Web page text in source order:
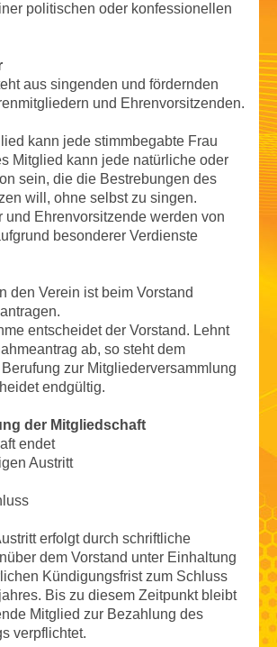
politischen oder konfessionellen
aus singenden und fördernden
und Ehrenvorsitzenden.
kann jede stimmbegabte Frau
Mitglied kann jede natürliche oder
sein, die die Bestrebungen des
will, ohne selbst zu singen.
und Ehrenvorsitzende werden von
besonderer Verdienste
den Verein ist beim Vorstand
entscheidet der Vorstand. Lehnt
ab, so steht dem
zur Mitgliederversammlung
endgültig.
der Mitgliedschaft
endet
Austritt
erfolgt durch schriftliche
dem Vorstand unter Einhaltung
Kündigungsfrist zum Schluss
Bis zu diesem Zeitpunkt bleibt
Mitglied zur Bezahlung des
verpflichtet.